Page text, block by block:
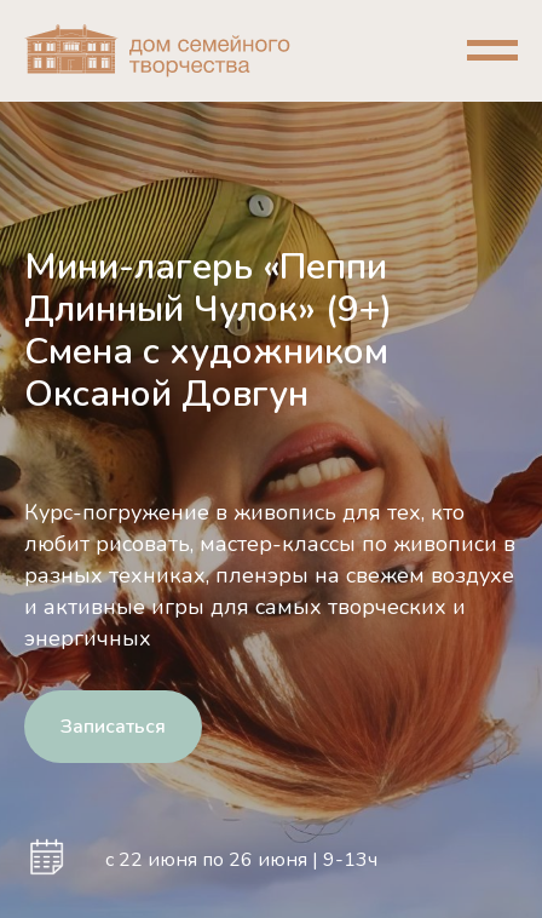
Мини-лагерь «Пеппи
Длинный Чулок» (9+)
Смена с художником
Оксаной Довгун
Курс-погружение в живопись для тех, кто
любит рисовать, мастер-классы по живописи в
разных техниках, пленэры на свежем воздухе
и активные игры для самых творческих и
энергичных
Записаться
с 22 июня по 26 июня | 9-13ч